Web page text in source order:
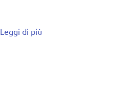
Leggi di più